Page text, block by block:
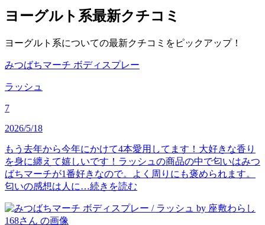
ヨーグルト系最新クチコミ
ヨーグルト系についての最新クチコミをピックアップ！
みつばちマーチ ボディスプレー
ラッシュ
7
2026/5/18
もう去年から今年にかけて4本愛用してます！大好きな香り
を身に纏えて嬉しいです！ラッシュの商品の中で匂いはみつ
ばちマーチが1番好きなので。よく周りにも褒められます。
匂いの感想は人に…続きを読む